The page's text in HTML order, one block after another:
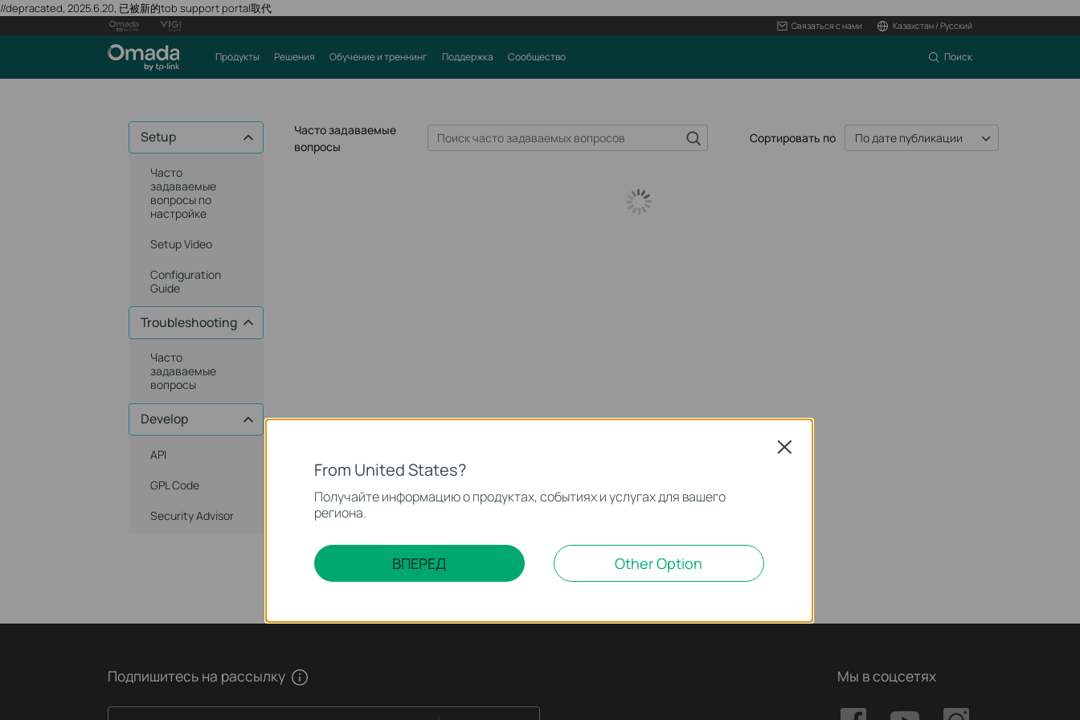
//depracated, 2025.6.20, 已被新的tob support portal取代
Связаться с нами Казахстан / Русский
Продукты Решения Обучение и треннинг Поддержка Сообщество Поиск
Setup
Часто
задаваемые
вопросы по
настройке
Setup Video
Configuration
Guide
Troubleshooting
Часто
задаваемые
вопросы
Develop
API
GPL Code
Security Advisor
Часто задаваемые
вопросы
Сортировать по По дате публикации
Подпишитесь на рассылку Мы в соцсетях
From United States?
Получайте информацию о продуктах, событиях и услугах для вашего
региона.
ВПЕРЕД Other Option
Close